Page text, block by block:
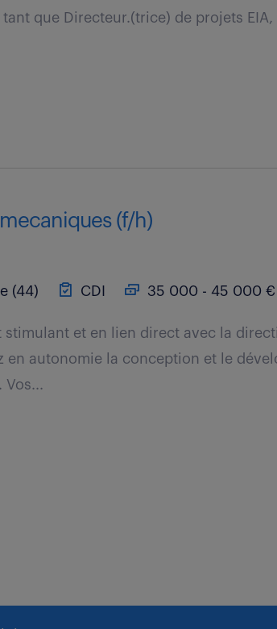
que Directeur.(trice) de projets
(f/h)
(44) CDI 35 000 - 45 000 €
stimulant et en lien direct avec la
en autonomie la conception et le
Vos...